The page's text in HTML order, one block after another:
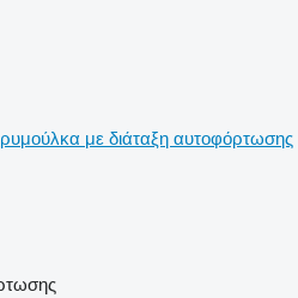
ρυμούλκα με διάταξη αυτοφόρτωσης